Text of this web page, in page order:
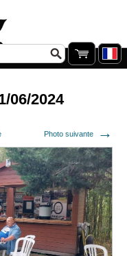
06/2024
Photo suivante